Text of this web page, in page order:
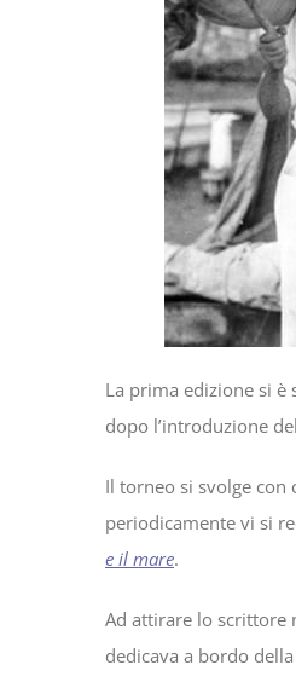
La prima edizione si
dopo l’introduzione
Il torneo si svolge con
periodicamente vi si
e il mare.
Ad attirare lo scrittore
dedicava a bordo